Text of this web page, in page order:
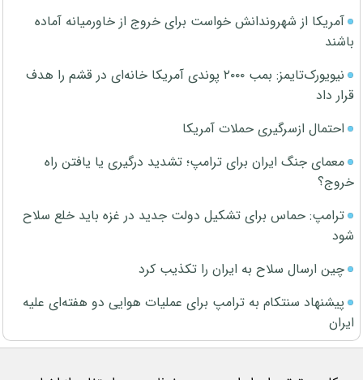
آمریکا از شهروندانش خواست برای خروج از خاورمیانه آماده
باشند
نیویورک‌تایمز: بمب ۲۰۰۰ پوندی آمریکا خانه‌ای در قشم را هدف
قرار داد
احتمال ازسرگیری حملات آمریکا
معمای جنگ ایران برای ترامپ؛ تشدید درگیری یا یافتن راه
خروج؟
ترامپ: حماس برای تشکیل دولت جدید در غزه باید خلع سلاح
شود
چین ارسال سلاح به ایران را تکذیب کرد
پیشنهاد سنتکام به ترامپ برای عملیات هوایی دو هفته‌ای علیه
ایران